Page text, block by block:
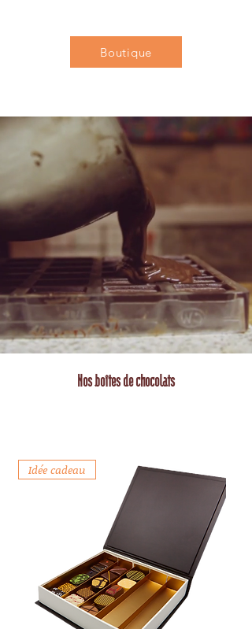
Boutique
Nos boîtes de chocolats
Idée cadeau